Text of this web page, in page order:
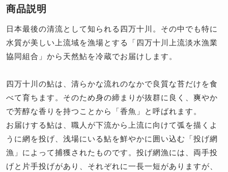
商品説明
日本最後の清流として知られる四万十川。その中でも特に
水質が美しい上流域を漁場とする「四万十川上流淡水漁業
協同組合」から天然鮎を冷蔵でお届けします。
四万十川の鮎は、清らかな流れのなかで良質な苔だけを食
べて育ちます。そのため身の締まりが抜群に良く、爽やか
で芳醇な香りを持つことから「香魚」と呼ばれます。
お届けする鮎は、職人が下流から上流に向けて弧を描くよ
うに網を投げ、浅場にいる鮎を鮮やかに囲い込む「投げ網
漁」によって捕獲されたものです。投げ網漁には、両手投
げと片手投げがあり、それぞれに一長一短がありますが、